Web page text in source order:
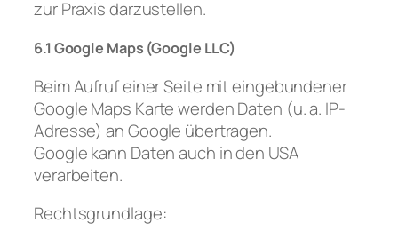
zur Praxis darzustellen.
6.1 Google Maps (Google LLC)
Beim Aufruf einer Seite mit eingebundener
Google Maps Karte werden Daten (u. a. IP-
Adresse) an Google übertragen.
Google kann Daten auch in den USA
verarbeiten.
Rechtsgrundlage: